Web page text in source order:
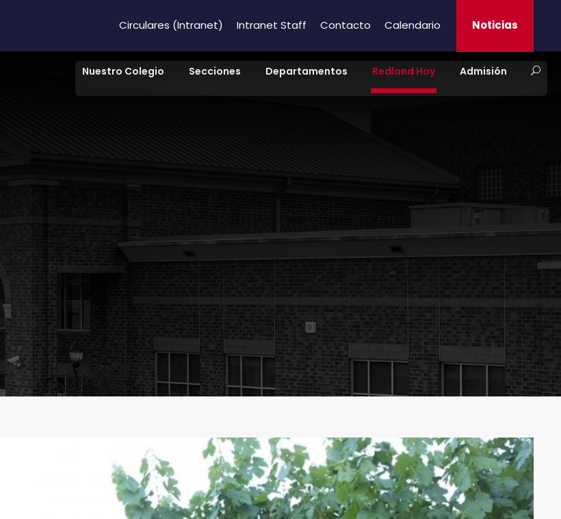
Circulares (Intranet) Intranet Staff Contacto Calendario Noticias
Nuestro Colegio Secciones Departamentos Redland Hoy Admisión